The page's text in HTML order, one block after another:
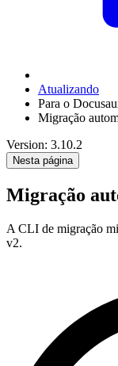
Atualizando
Para o
Migração
Version: 3.10.2
Nesta página
Migração
A CLI de migração
v2.